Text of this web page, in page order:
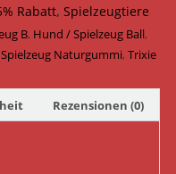
Rabatt, Spielzeugtiere
B, Hund / Spielzeug Ball,
Naturgummi,Trixie
Rezensionen (0)